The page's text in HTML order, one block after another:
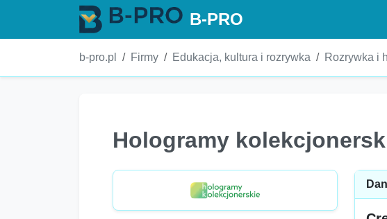
B-PRO
b-pro.pl Firmy Edukacja, kultura i rozrywka Rozrywka i
Hologramy